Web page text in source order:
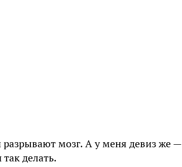
мозг. А у меня девиз же —
делать.